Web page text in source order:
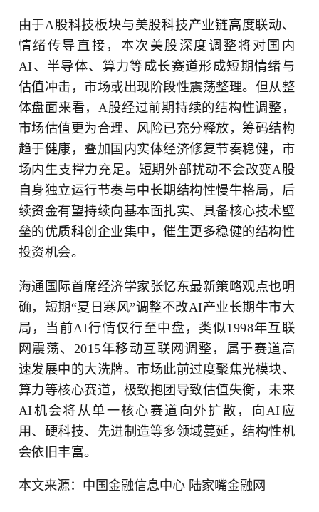
由于A股科技板块与美股科技产业链高度联动、
情绪传导直接，本次美股深度调整将对国内
AI、半导体、算力等成长赛道形成短期情绪与
估值冲击，市场或出现阶段性震荡整理。但从整
体盘面来看，A股经过前期持续的结构性调整，
市场估值更为合理、风险已充分释放，筹码结构
趋于健康，叠加国内实体经济修复节奏稳健，市
场内生支撑力充足。短期外部扰动不会改变A股
自身独立运行节奏与中长期结构性慢牛格局，后
续资金有望持续向基本面扎实、具备核心技术壁
垒的优质科创企业集中，催生更多稳健的结构性
投资机会。
海通国际首席经济学家张忆东最新策略观点也明
确，短期“夏日寒风”调整不改AI产业长期牛市大
局，当前AI行情仅行至中盘，类似1998年互联
网震荡、2015年移动互联网调整，属于赛道高
速发展中的大洗牌。市场此前过度聚焦光模块、
算力等核心赛道，极致抱团导致估值失衡，未来
AI机会将从单一核心赛道向外扩散，向AI应
用、硬科技、先进制造等多领域蔓延，结构性机
会依旧丰富。
本文来源：中国金融信息中心 陆家嘴金融网